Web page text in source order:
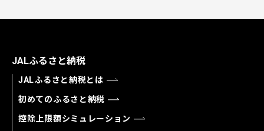
JALふるさと納税
JALふるさと納税とは
初めてのふるさと納税
控除上限額シミュレーション